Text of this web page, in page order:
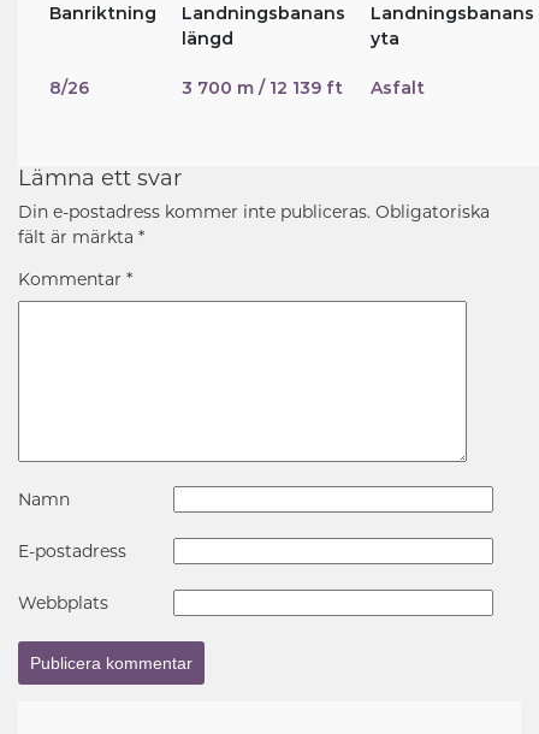
Banriktning
Landningsbanans
längd
Landningsbanans
yta
8/26 3 700 m / 12 139 ft Asfalt
Lämna ett svar
Din e-postadress kommer inte publiceras. Obligatoriska
fält är märkta *
Kommentar *
Namn
E-postadress
Webbplats